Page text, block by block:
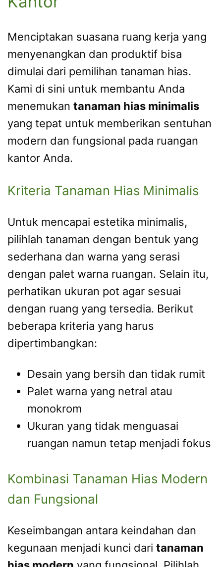
Menciptakan suasana ruang kerja yang
menyenangkan dan produktif bisa
dimulai dari pemilihan tanaman hias.
Kami di sini untuk membantu Anda
menemukan tanaman hias minimalis
yang tepat untuk memberikan sentuhan
modern dan fungsional pada ruangan
kantor Anda.
Kriteria Tanaman Hias Minimalis
Untuk mencapai estetika minimalis,
pilihlah tanaman dengan bentuk yang
sederhana dan warna yang serasi
dengan palet warna ruangan. Selain itu,
perhatikan ukuran pot agar sesuai
dengan ruang yang tersedia. Berikut
beberapa kriteria yang harus
dipertimbangkan:
Desain yang bersih dan tidak rumit
Palet warna yang netral atau
monokrom
Ukuran yang tidak menguasai
ruangan namun tetap menjadi fokus
Kombinasi Tanaman Hias Modern
dan Fungsional
Keseimbangan antara keindahan dan
kegunaan menjadi kunci dari tanaman